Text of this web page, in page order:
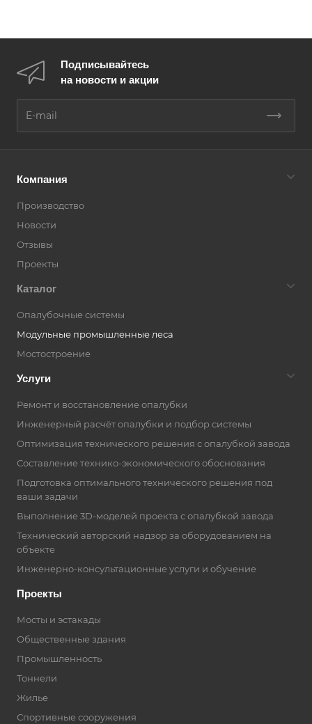
Подписывайтесь
на новости и акции
Компания
Производство
Новости
Отзывы
Проекты
Каталог
Опалубочные системы
Модульные промышленные леса
Мостостроение
Услуги
Ремонт и восстановление опалубки
Инженерный расчёт опалубки и подбор системы
Оптимизация технического решения с опалубкой завода
Составление технико-экономического обоснования
Подготовка оптимального технического решения под
ваши задачи
Выполнение 3D-моделей проекта с опалубкой завода
Технический авторский надзор за оборудованием на
объекте
Инженерно-консультационные услуги и обучение
Проекты
Мосты и эстакады
Общественные здания
Промышленность
Тоннели
Жилье
Спортивные сооружения